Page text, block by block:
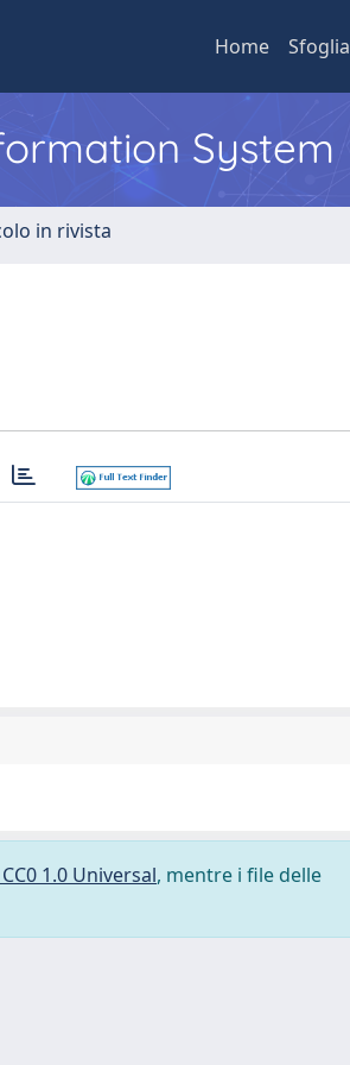
Home Sfoglia
System
in rivista
1.0 Universal, mentre i file delle